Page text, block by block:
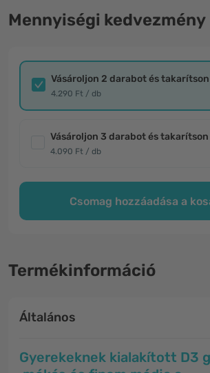
Mennyiségi kedvezmény
Vásároljon 2 darabot és
4.290 Ft / db
Vásároljon 3 darabot és takarítson
4.090 Ft / db
Csomag hozzáadása a
Termékinformáció
Általános
Gyerekeknek kialakított D3